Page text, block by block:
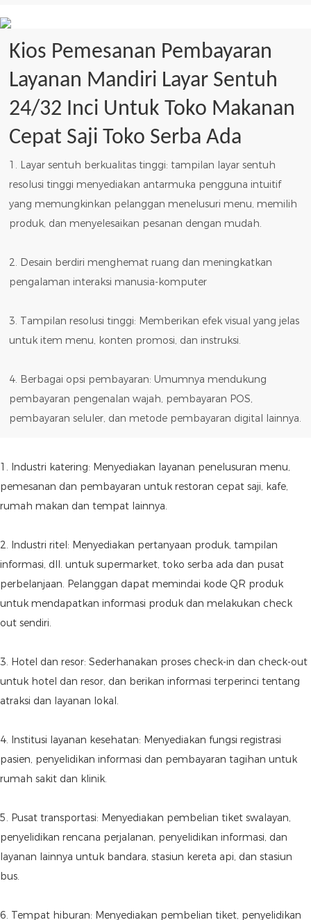
Kios Pemesanan Pembayaran
Layanan Mandiri Layar Sentuh
24/32 Inci Untuk Toko Makanan
Cepat Saji Toko Serba Ada
1. Layar sentuh berkualitas tinggi: tampilan layar sentuh
resolusi tinggi menyediakan antarmuka pengguna intuitif
yang memungkinkan pelanggan menelusuri menu, memilih
produk, dan menyelesaikan pesanan dengan mudah.
2. Desain berdiri menghemat ruang dan meningkatkan
pengalaman interaksi manusia-komputer
3. Tampilan resolusi tinggi: Memberikan efek visual yang jelas
untuk item menu, konten promosi, dan instruksi.
4. Berbagai opsi pembayaran: Umumnya mendukung
pembayaran pengenalan wajah, pembayaran POS,
pembayaran seluler, dan metode pembayaran digital lainnya.
1. Industri katering: Menyediakan layanan penelusuran menu,
pemesanan dan pembayaran untuk restoran cepat saji, kafe,
rumah makan dan tempat lainnya.
2. Industri ritel: Menyediakan pertanyaan produk, tampilan
informasi, dll. untuk supermarket, toko serba ada dan pusat
perbelanjaan. Pelanggan dapat memindai kode QR produk
untuk mendapatkan informasi produk dan melakukan check
out sendiri.
3. Hotel dan resor: Sederhanakan proses check-in dan check-out
untuk hotel dan resor, dan berikan informasi terperinci tentang
atraksi dan layanan lokal.
4. Institusi layanan kesehatan: Menyediakan fungsi registrasi
pasien, penyelidikan informasi dan pembayaran tagihan untuk
rumah sakit dan klinik.
5. Pusat transportasi: Menyediakan pembelian tiket swalayan,
penyelidikan rencana perjalanan, penyelidikan informasi, dan
layanan lainnya untuk bandara, stasiun kereta api, dan stasiun
bus.
6. Tempat hiburan: Menyediakan pembelian tiket, penyelidikan